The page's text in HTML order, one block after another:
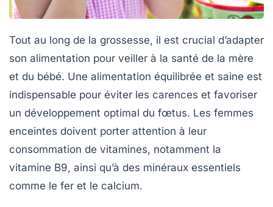
Tout au long de la grossesse, il est crucial d’adapter
son alimentation pour veiller à la santé de la mère
et du bébé. Une alimentation équilibrée et saine est
indispensable pour éviter les carences et favoriser
un développement optimal du fœtus. Les femmes
enceintes doivent porter attention à leur
consommation de vitamines, notamment la
vitamine B9, ainsi qu’à des minéraux essentiels
comme le fer et le calcium.